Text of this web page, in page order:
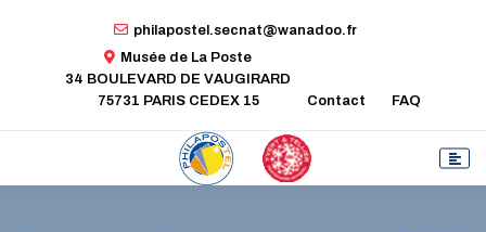
philapostel.secnat@wanadoo.fr
Musée de La Poste
34 BOULEVARD DE VAUGIRARD
75731 PARIS CEDEX 15
Contact FAQ